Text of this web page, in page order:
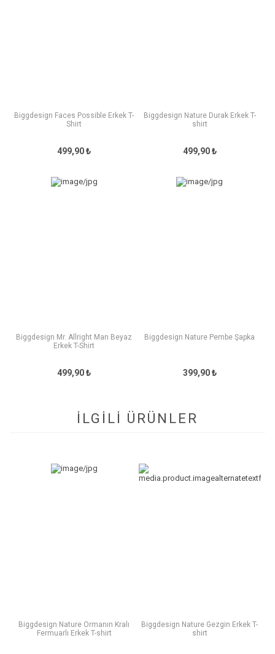
Biggdesign Faces Possible Erkek T-
Shirt
499,90 ₺
Biggdesign Nature Durak Erkek T-
shirt
499,90 ₺
Biggdesign Mr. Allright Man Beyaz
Erkek T-Shirt
499,90 ₺
Biggdesign Nature Pembe Şapka
399,90 ₺
İLGİLİ ÜRÜNLER
Biggdesign Nature Ormanın Kralı
Fermuarlı Erkek T-shirt
Biggdesign Nature Gezgin Erkek T-
shirt